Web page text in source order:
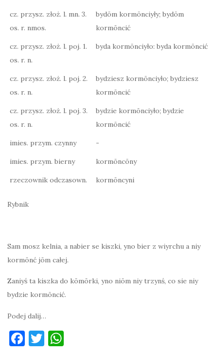
cz. przysz. złoż. l. mn. 3.
os. r. nmos.
bydōm kormōnciyły; bydōm
kormōncić
cz. przysz. złoż. l. poj. 1.
os. r. n.
byda kormōnciyło: byda kormōncić
cz. przysz. złoż. l. poj. 2.
os. r. n.
bydziesz kormōnciyło; bydziesz
kormōncić
cz. przysz. złoż. l. poj. 3.
os. r. n.
bydzie kormōnciyło; bydzie
kormōncić
imies. przym. czynny -
imies. przym. bierny kormōncōny
rzeczownik odczasown. kormōncyni
Rybnik
Sam mosz kelnia, a nabier se kiszki, yno bier z wiyrchu a niy
kormōnć jōm całej.
Zaniyś ta kiszka do kōmōrki, yno niōm niy trzynś, co sie niy
bydzie kormōncić.
Podej dalij…
F T